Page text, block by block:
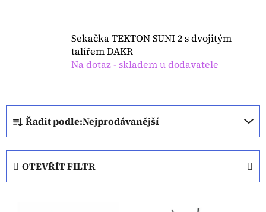
Sekačka TEKTON SUNI 2 s dvojitým
talířem DAKR
Na dotaz - skladem u dodavatele
Ř
a
z
n
í
Řadit podle:Nejprodávanější
OTEVŘÍT FILTR